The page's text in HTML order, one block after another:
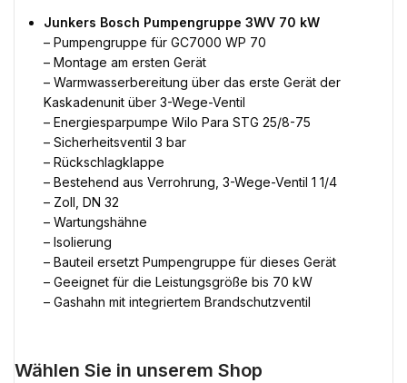
Junkers Bosch Pumpengruppe 3WV 70 kW
– Pumpengruppe für GC7000 WP 70
– Montage am ersten Gerät
– Warmwasserbereitung über das erste Gerät der
Kaskadenunit über 3-Wege-Ventil
– Energiesparpumpe Wilo Para STG 25/8-75
– Sicherheitsventil 3 bar
– Rückschlagklappe
– Bestehend aus Verrohrung, 3-Wege-Ventil 1 1/4
– Zoll, DN 32
– Wartungshähne
– Isolierung
– Bauteil ersetzt Pumpengruppe für dieses Gerät
– Geeignet für die Leistungsgröße bis 70 kW
– Gashahn mit integriertem Brandschutzventil
Wählen Sie in unserem Shop